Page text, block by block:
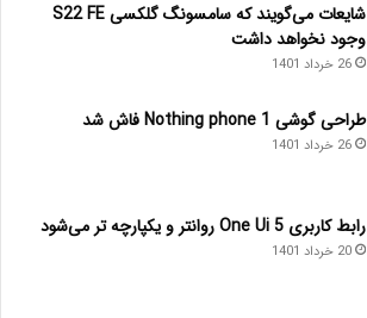
شایعات می‌گویند که سامسونگ گلکسی S22 FE
وجود نخواهد داشت
26 خرداد 1401
طراحی گوشی Nothing phone 1 فاش شد
26 خرداد 1401
رابط کاربری One Ui 5 روانتر و یکپارچه تر می‌شود
20 خرداد 1401